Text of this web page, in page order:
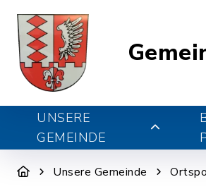
UNSERE
GEMEINDE
Unsere Gemeinde